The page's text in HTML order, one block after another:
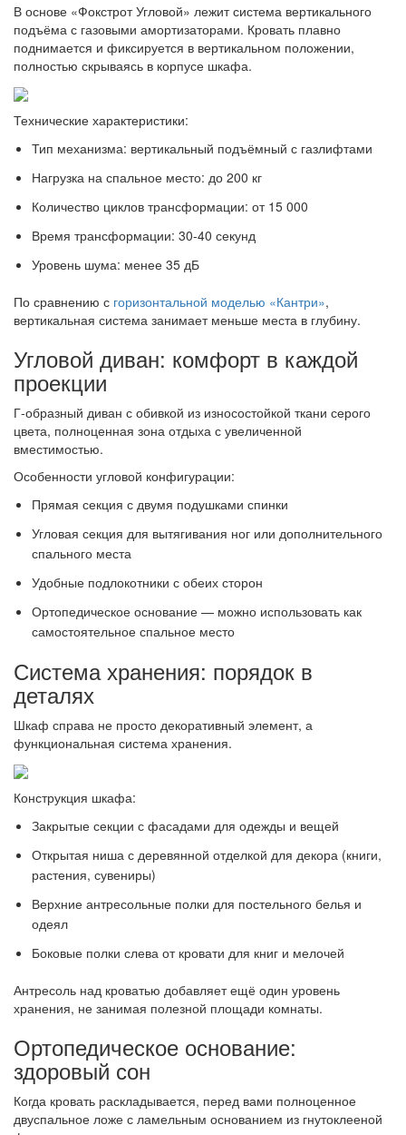
В основе «Фокстрот Угловой» лежит система вертикального
подъёма с газовыми амортизаторами. Кровать плавно
поднимается и фиксируется в вертикальном положении,
полностью скрываясь в корпусе шкафа.
Технические характеристики:
Тип механизма: вертикальный подъёмный с газлифтами
Нагрузка на спальное место: до 200 кг
Количество циклов трансформации: от 15 000
Время трансформации: 30-40 секунд
Уровень шума: менее 35 дБ
По сравнению с горизонтальной моделью «Кантри»,
вертикальная система занимает меньше места в глубину.
Угловой диван: комфорт в каждой
проекции
Г-образный диван с обивкой из износостойкой ткани серого
цвета, полноценная зона отдыха с увеличенной
вместимостью.
Особенности угловой конфигурации:
Прямая секция с двумя подушками спинки
Угловая секция для вытягивания ног или дополнительного
спального места
Удобные подлокотники с обеих сторон
Ортопедическое основание — можно использовать как
самостоятельное спальное место
Система хранения: порядок в
деталях
Шкаф справа не просто декоративный элемент, а
функциональная система хранения.
Конструкция шкафа:
Закрытые секции с фасадами для одежды и вещей
Открытая ниша с деревянной отделкой для декора (книги,
растения, сувениры)
Верхние антресольные полки для постельного белья и
одеял
Боковые полки слева от кровати для книг и мелочей
Антресоль над кроватью добавляет ещё один уровень
хранения, не занимая полезной площади комнаты.
Ортопедическое основание:
здоровый сон
Когда кровать раскладывается, перед вами полноценное
двуспальное ложе с ламельным основанием из гнутоклееной